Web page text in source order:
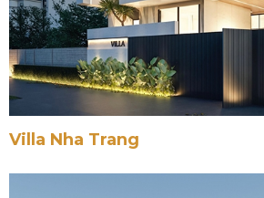
Villa Nha Trang